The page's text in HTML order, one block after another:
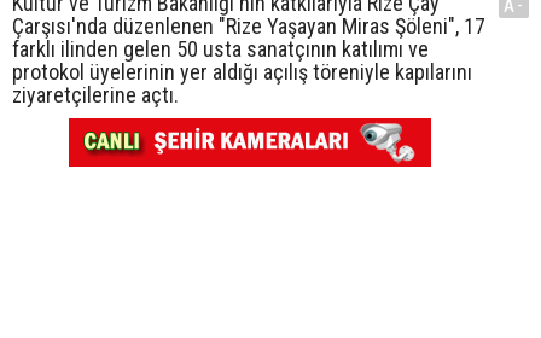
Çarşısı'nda düzenlenen "Rize Yaşayan Miras Şöleni", 17
farklı ilinden gelen 50 usta sanatçının katılımı ve
protokol üyelerinin yer aldığı açılış töreniyle kapılarını
ziyaretçilerine açtı.
A-